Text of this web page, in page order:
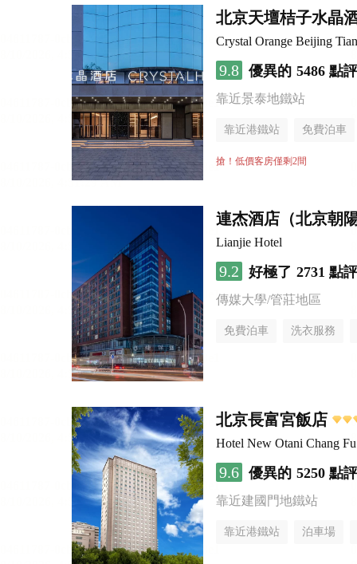
北京天壇桔子水晶
Crystal Orange Beijing
9.8 優異的 5486 點評
靠近景泰地鐵站
靠近港鐵站 免費泊車
行李寄存服務
搶！低價客房僅剩2間
連杰酒店（北京朝
Lianjie Hotel
9.2 好極了 2731 點評
傳媒大學/管莊地區
免費泊車 洗衣服務
北京長富宮飯店
Hotel New Otani Chang
9.6 優異的 5250 點評
靠近建國門地鐵站
靠近港鐵站 泊車場